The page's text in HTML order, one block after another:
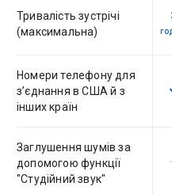
Тривалість зустрічі
(максимальна)
Номери телефону для
з’єднання в США й з
інших країн
Заглушення шумів за
допомогою функції
"Студійний звук"